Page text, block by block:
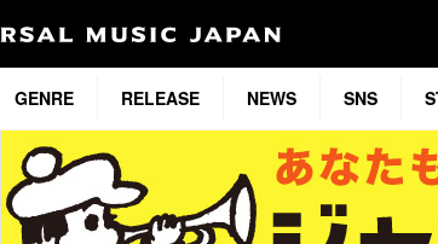
GENRE RELEASE NEWS SNS